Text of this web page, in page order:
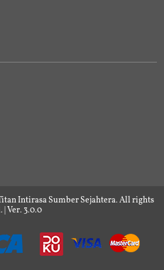
Intirasa Sumber Sejahtera. All rights
| Ver. 3.0.0